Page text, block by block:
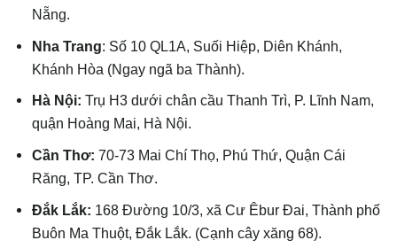
Nẵng.
Nha Trang: Số 10 QL1A, Suối Hiệp, Diên Khánh,
Khánh Hòa (Ngay ngã ba Thành).
Hà Nội:Trụ H3 dưới chân cầu Thanh Trì, P. Lĩnh Nam,
quận Hoàng Mai, Hà Nội.
Cần Thơ:70-73 Mai Chí Thọ, Phú Thứ, Quận Cái
Răng, TP. Cần Thơ.
Đắk Lắk: 168 Đường 10/3, xã Cư Êbur Đai, Thành phố
Buôn Ma Thuột, Đắk Lắk. (Cạnh cây xăng 68).